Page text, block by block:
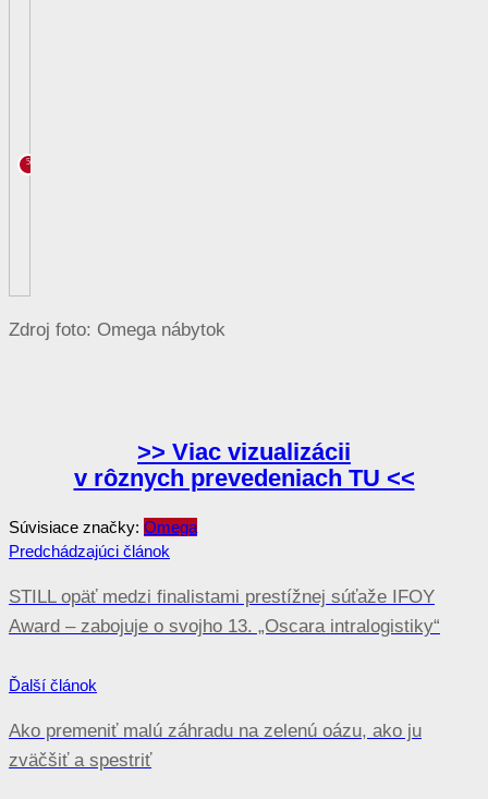
Zdroj foto: Omega nábytok
>> Viac vizualizácii
v rôznych prevedeniach TU <<
Súvisiace značky: Omega
Navigácia
v
článku
Predchádzajúci článok
STILL opäť medzi finalistami prestížnej súťaže IFOY
Award – zabojuje o svojho 13. „Oscara intralogistiky“
Ďalší článok
Ako premeniť malú záhradu na zelenú oázu, ako ju
zväčšiť a spestriť